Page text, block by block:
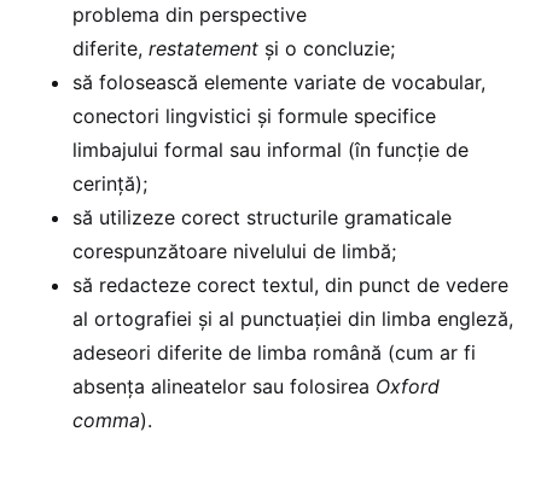
problema din perspective
diferite, restatement și o concluzie;
să folosească elemente variate de vocabular,
conectori lingvistici și formule specifice
limbajului formal sau informal (în funcție de
cerință);
să utilizeze corect structurile gramaticale
corespunzătoare nivelului de limbă;
să redacteze corect textul, din punct de vedere
al ortografiei și al punctuației din limba engleză,
adeseori diferite de limba română (cum ar fi
absența alineatelor sau folosirea Oxford
comma).